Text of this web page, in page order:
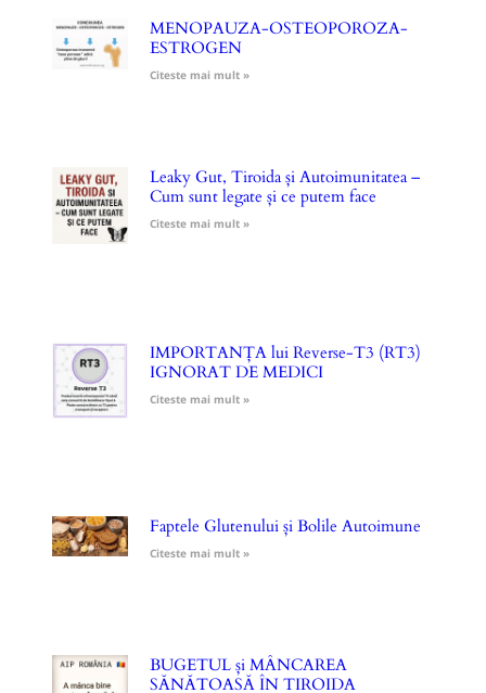
MENOPAUZA-OSTEOPOROZA-
ESTROGEN
Citeste mai mult »
Leaky Gut, Tiroida și Autoimunitatea –
Cum sunt legate și ce putem face
Citeste mai mult »
IMPORTANȚA lui Reverse-T3 (RT3)
IGNORAT DE MEDICI
Citeste mai mult »
Faptele Glutenului și Bolile Autoimune
Citeste mai mult »
BUGETUL și MÂNCAREA
SĂNĂTOASĂ ÎN TIROIDA